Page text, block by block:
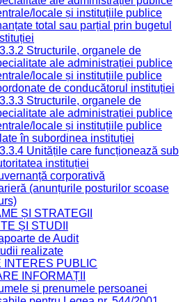
locale și instituțiile publice
total sau parțial prin bugetul
Structurile, organele de
ale administrației publice
locale și instituțiile publice
de conducătorul instituției
Structurile, organele de
ale administrației publice
locale și instituțiile publice
în subordinea instituției
Unitățile care funcționează sub
instituției
corporativă
(anunțurile posturilor scoase
ȘI STRATEGII
ȘI STUDII
de Audit
realizate
INTERES PUBLIC
INFORMAȚII
și prenumele persoanei